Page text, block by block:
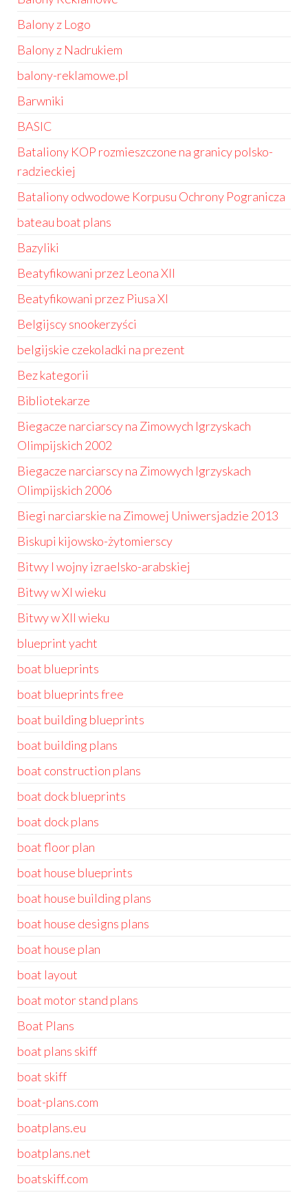
Balony z Logo
Balony z Nadrukiem
balony-reklamowe.pl
Barwniki
BASIC
Bataliony KOP rozmieszczone na granicy polsko-
radzieckiej
Bataliony odwodowe Korpusu Ochrony Pogranicza
bateau boat plans
Bazyliki
Beatyfikowani przez Leona XII
Beatyfikowani przez Piusa XI
Belgijscy snookerzyści
belgijskie czekoladki na prezent
Bez kategorii
Bibliotekarze
Biegacze narciarscy na Zimowych Igrzyskach
Olimpijskich 2002
Biegacze narciarscy na Zimowych Igrzyskach
Olimpijskich 2006
Biegi narciarskie na Zimowej Uniwersjadzie 2013
Biskupi kijowsko-żytomierscy
Bitwy I wojny izraelsko-arabskiej
Bitwy w XI wieku
Bitwy w XII wieku
blueprint yacht
boat blueprints
boat blueprints free
boat building blueprints
boat building plans
boat construction plans
boat dock blueprints
boat dock plans
boat floor plan
boat house blueprints
boat house building plans
boat house designs plans
boat house plan
boat layout
boat motor stand plans
Boat Plans
boat plans skiff
boat skiff
boat-plans.com
boatplans.eu
boatplans.net
boatskiff.com